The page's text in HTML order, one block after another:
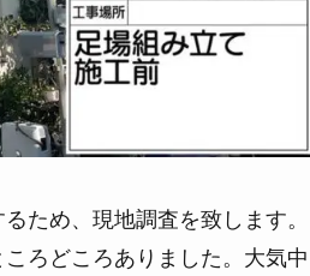
ため、現地調査を致します。
ろどころありました。大気中